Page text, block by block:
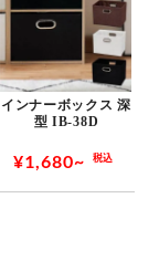
インナーボックス 深
型 IB-38D
¥1,680~ 税込